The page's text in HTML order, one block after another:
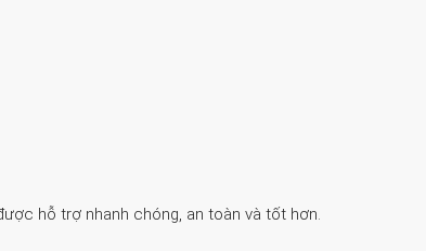
hỗ trợ nhanh chóng, an toàn và tốt hơn.